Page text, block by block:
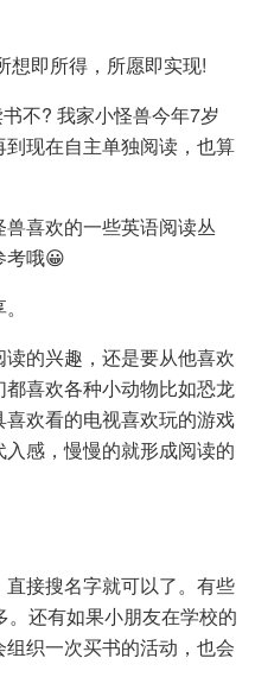
想即所得，所愿即实现!
不? 我家小怪兽今年7岁
现在自主单独阅读，也算
喜欢的一些英语阅读丛
考哦😀
的兴趣，还是要从他喜欢
喜欢各种小动物比如恐龙
欢看的电视喜欢玩的游戏
感，慢慢的就形成阅读的
接搜名字就可以了。有些
还有如果小朋友在学校的
织一次买书的活动，也会